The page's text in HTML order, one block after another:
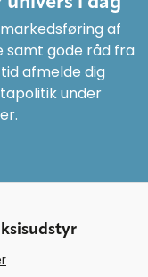
af
samt gode råd fra
afmelde dig
under